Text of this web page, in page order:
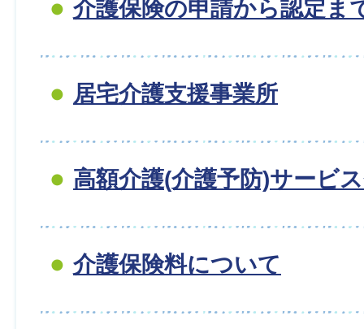
介護保険の申請から認定ま
居宅介護支援事業所
高額介護(介護予防)サービ
介護保険料について